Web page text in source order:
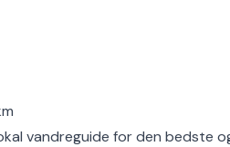
vandreguide for den bedste